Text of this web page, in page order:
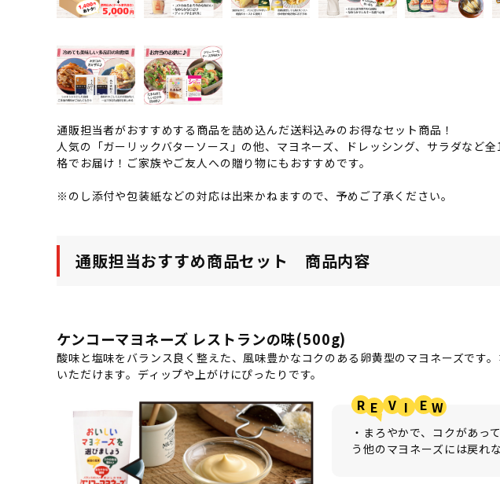
通販担当者がおすすめする商品を詰め込んだ送料込みのお得なセット商品！
人気の「ガーリックバターソース」の他、マヨネーズ、ドレッシング、サラダなど
格でお届け！ご家族やご友人への贈り物にもおすすめです。
※のし添付や包装紙などの対応は出来かねますので、予めご了承ください。
通販担当おすすめ商品セット 商品内容
ケンコーマヨネーズ レストランの味(500g)
酸味と塩味をバランス良く整えた、風味豊かなコクのある卵黄型のマヨネーズです
いただけます。ディップや上がけにぴったりです。
R V E
・まろやかで、コクがあっ
う他のマヨネーズには戻れな